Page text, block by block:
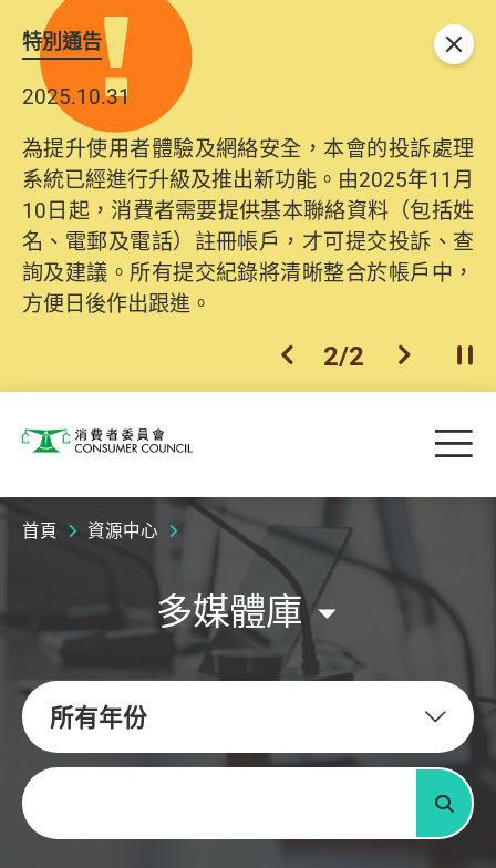
特別通告
2025.10.31
為提升使用者體驗及網絡安全，本會的投訴處理
系統已經進行升級及推出新功能。由2025年11月
10日起，消費者需要提供基本聯絡資料（包括姓
名、電郵及電話）註冊帳戶，才可提交投訴、查
詢及建議。所有提交紀錄將清晰整合於帳戶中，
方便日後作出跟進。
上一個
2/2 下一個開
關閉
消費者委員會 目
首頁 資源中心
多媒體庫
所有年份
關鍵字
搜尋